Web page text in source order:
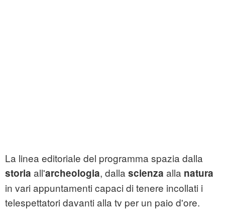
La linea editoriale del programma spazia dalla
storia all'archeologia, dalla scienza alla natura
in vari appuntamenti capaci di tenere incollati i
telespettatori davanti alla tv per un paio d'ore.